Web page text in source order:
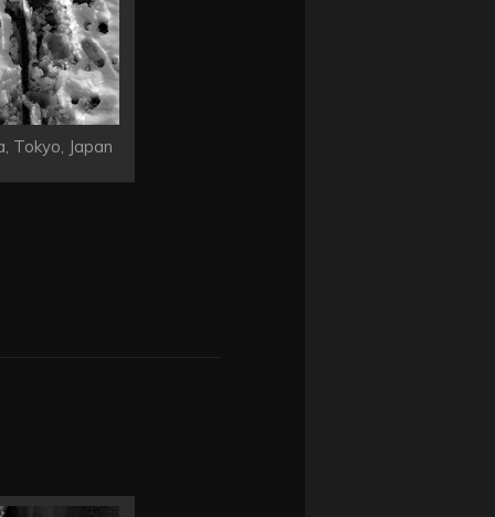
Tokyo, Japan